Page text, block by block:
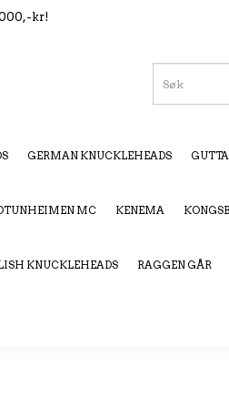
kr!
GERMAN KNUCKLEHEADS
MC KENEMA
KNUCKLEHEADS RAGGEN GÅR